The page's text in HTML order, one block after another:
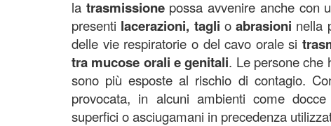
la trasmissionepossa avvenire anche con
presenti lacerazioni, tagli oabrasioni nella
delle vie respiratorie o del cavo orale si
tra mucose orali e genitali. Le persone che
sono più esposte al rischio di contagio.
provocata, in alcuni ambienti come
superfici o asciugamani in precedenza